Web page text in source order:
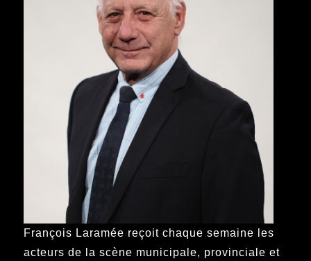
François Laramée reçoit chaque semaine les
acteurs de la scène municipale, provinciale et